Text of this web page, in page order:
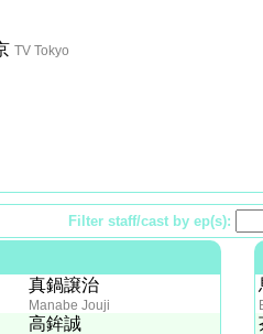
TV Tokyo
Filter staff/cast by ep(s):
真鍋譲治
Manabe Jouji
高鉾誠